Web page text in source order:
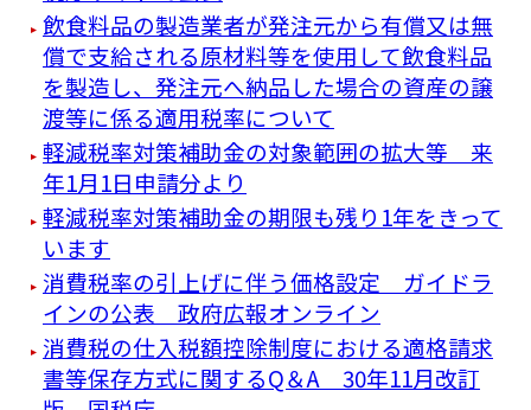
飲食料品の製造業者が発注元から有償又は無
償で支給される原材料等を使用して飲食料品
を製造し、発注元へ納品した場合の資産の譲
渡等に係る適用税率について
軽減税率対策補助金の対象範囲の拡大等 来
年1月1日申請分より
軽減税率対策補助金の期限も残り1年をきって
います
消費税率の引上げに伴う価格設定 ガイドラ
インの公表 政府広報オンライン
消費税の仕入税額控除制度における適格請求
書等保存方式に関するQ＆A 30年11月改訂